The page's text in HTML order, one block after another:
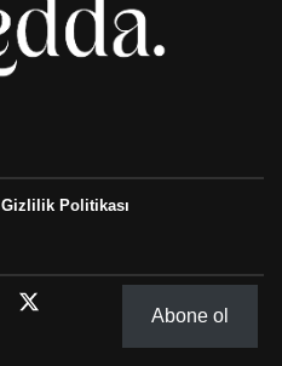
Gizlilik Politikası
Abone ol